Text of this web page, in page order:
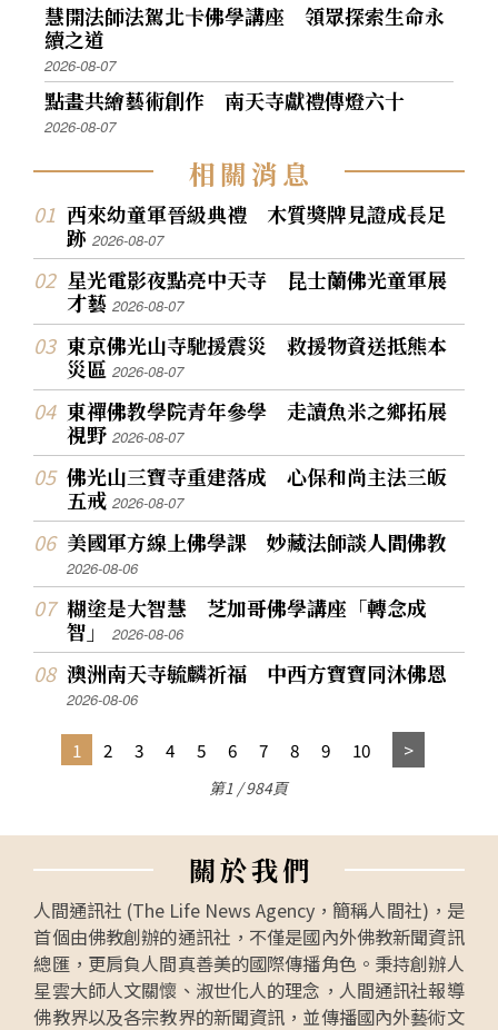
慧開法師法駕北卡佛學講座 領眾探索生命永
續之道
2026-08-07
點畫共繪藝術創作 南天寺獻禮傳燈六十
2026-08-07
相關消息
西來幼童軍晉級典禮 木質獎牌見證成長足
跡2026-08-07
星光電影夜點亮中天寺 昆士蘭佛光童軍展
才藝2026-08-07
東京佛光山寺馳援震災 救援物資送抵熊本
災區2026-08-07
東禪佛教學院青年參學 走讀魚米之鄉拓展
視野2026-08-07
佛光山三寶寺重建落成 心保和尚主法三皈
五戒2026-08-07
美國軍方線上佛學課 妙藏法師談人間佛教
2026-08-06
糊塗是大智慧 芝加哥佛學講座「轉念成
智」2026-08-06
澳洲南天寺毓麟祈福 中西方寶寶同沐佛恩
2026-08-06
1 2 3 4 5 6 7 8 9 10
第1 / 984頁
關於我們
人間通訊社 (The Life News Agency，簡稱人間社)，是
首個由佛教創辦的通訊社，不僅是國內外佛教新聞資訊
總匯，更肩負人間真善美的國際傳播角色。秉持創辦人
星雲大師人文關懷、淑世化人的理念，人間通訊社報導
佛教界以及各宗教界的新聞資訊，並傳播國內外藝術文